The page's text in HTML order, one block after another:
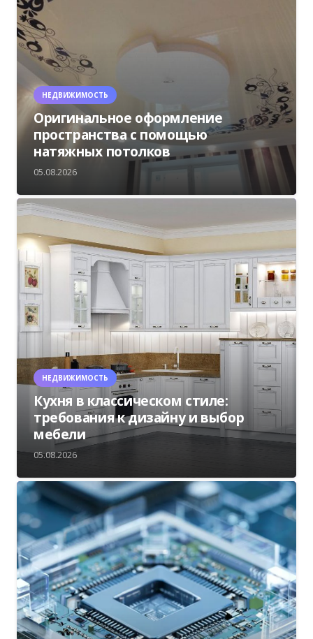
НЕДВИЖИМОСТЬ
Оригинальное оформление
пространства с помощью
натяжных потолков
05.08.2026
НЕДВИЖИМОСТЬ
Кухня в классическом стиле:
требования к дизайну и выбор
мебели
05.08.2026